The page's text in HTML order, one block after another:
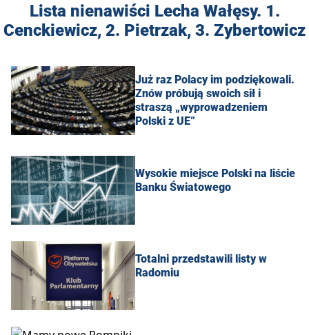
Lista nienawiści Lecha Wałęsy. 1.
Cenckiewicz, 2. Pietrzak, 3. Zybertowicz
Już raz Polacy im podziękowali.
Znów próbują swoich sił i
straszą „wyprowadzeniem
Polski z UE”
Wysokie miejsce Polski na liście
Banku Światowego
Totalni przedstawili listy w
Radomiu